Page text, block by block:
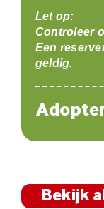
Let op:
Controleer
Een
geldig.
Bekijk